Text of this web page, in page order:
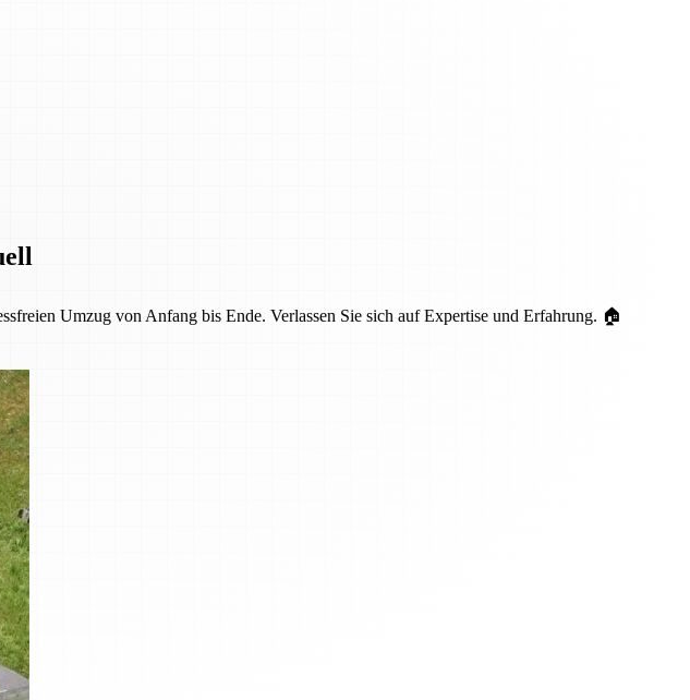
Umzug von Anfang bis Ende. Verlassen Sie sich auf Expertise und Erfahrung. 🏠